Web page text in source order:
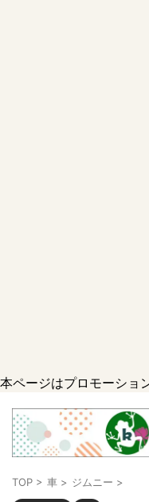
本ページはプロモーショ
TOP > 車 > ジムニー >